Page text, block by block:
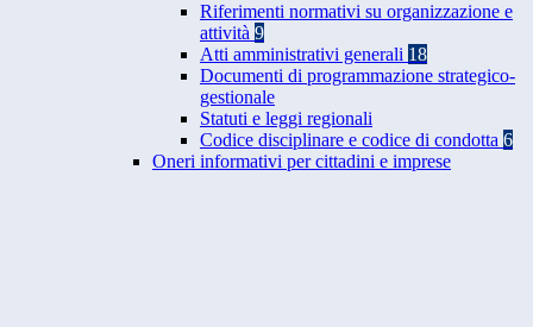
Riferimenti normativi su organizzazione e
attività 9
Atti amministrativi generali 18
Documenti di programmazione strategico-
gestionale
Statuti e leggi regionali
Codice disciplinare e codice di condotta 6
Oneri informativi per cittadini e imprese